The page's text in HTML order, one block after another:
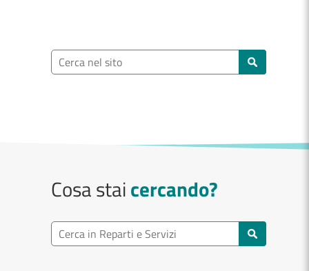
Ricerca nel sito
Cosa staicercando?
Ricerca reparto